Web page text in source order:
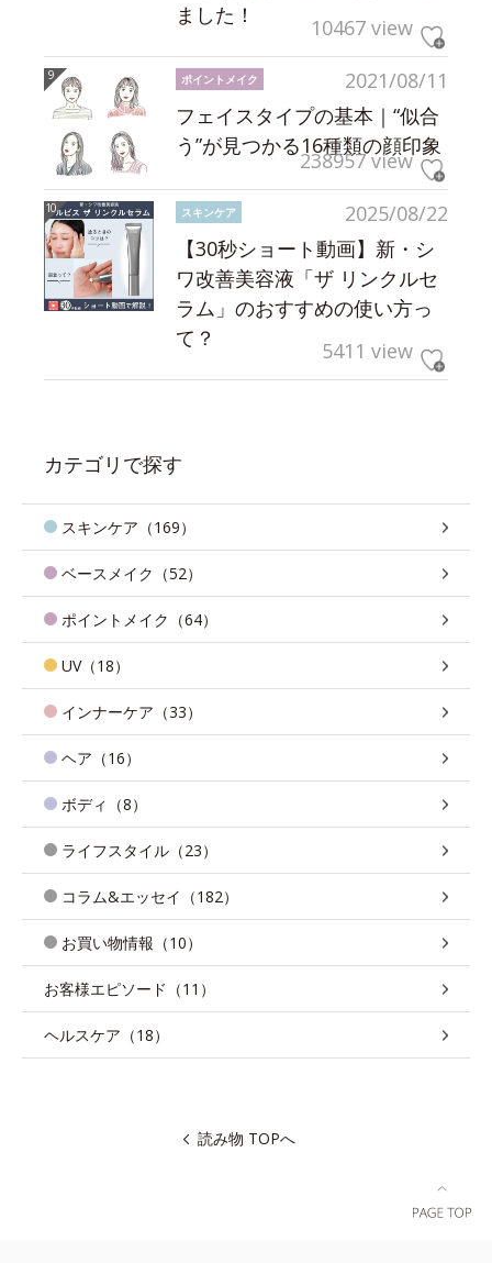
ました！
10467 view
2021/08/11
ポイントメイク
フェイスタイプの基本｜“似合
う”が見つかる16種類の顔印象
238957 view
2025/08/22
スキンケア
【30秒ショート動画】新・シ
ワ改善美容液「ザ リンクルセ
ラム」のおすすめの使い方っ
て？
5411 view
カテゴリで探す
スキンケア（169）
ベースメイク（52）
ポイントメイク（64）
UV（18）
インナーケア（33）
ヘア（16）
ボディ（8）
ライフスタイル（23）
コラム&エッセイ（182）
お買い物情報（10）
お客様エピソード（11）
ヘルスケア（18）
読み物 TOPへ